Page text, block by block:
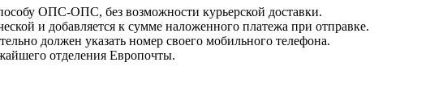
ОПС-ОПС, без возможности курьерской доставки.
и добавляется к сумме наложенного платежа при отправке.
должен указать номер своего мобильного телефона.
отделения Европочты.